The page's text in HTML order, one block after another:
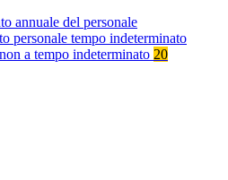
annuale del personale
personale tempo indeterminato
a tempo indeterminato 20